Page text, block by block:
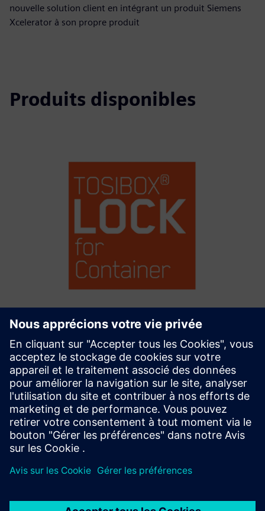
nouvelle solution client en intégrant un produit Siemens
Xcelerator à son propre produit
Produits disponibles
Remote Maintenance with Tosibox
and Siemens Industrial Edge
Accès instantané, sécurisé et à distance aux services des
machines dans l'atelier grâce à Tosibox Lock for Container
qui fonctionne sur Siemens Industrial Edge
En savoir plus